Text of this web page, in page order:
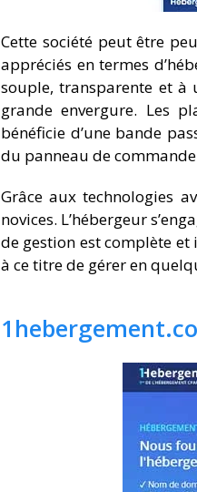
Cette société peut être
appréciés en termes
souple, transparente et
grande envergure. Les
bénéficie d’une bande
du panneau de
Grâce aux technologies
novices. L’hébergeur
de gestion est complète
à ce titre de gérer en